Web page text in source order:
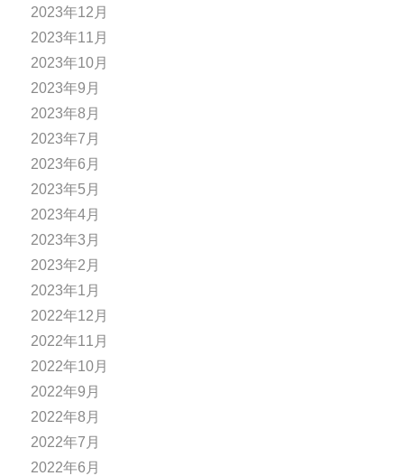
2023年12月
2023年11月
2023年10月
2023年9月
2023年8月
2023年7月
2023年6月
2023年5月
2023年4月
2023年3月
2023年2月
2023年1月
2022年12月
2022年11月
2022年10月
2022年9月
2022年8月
2022年7月
2022年6月